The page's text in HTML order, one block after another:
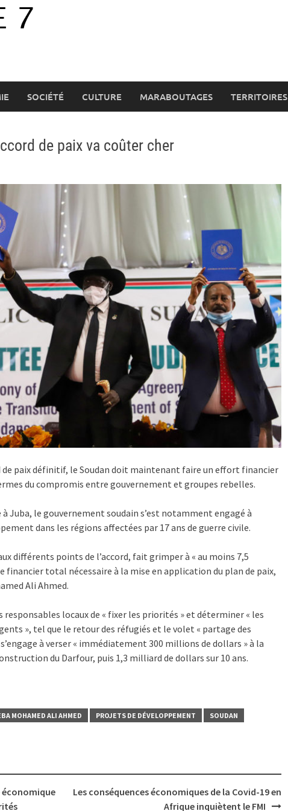
SOCIÉTÉ CULTURE MARABOUTAGES TERRITOIRES
de paix va coûter cher
paix définitif, le Soudan doit maintenant faire un effort financier
du compromis entre gouvernement et groupes rebelles.
Juba, le gouvernement soudain s’est notamment engagé à
dans les régions affectées par 17 ans de guerre civile.
différents points de l’accord, fait grimper à « au moins 7,5
financier total nécessaire à la mise en application du plan de paix,
Ali Ahmed.
locaux de « fixer les priorités » et déterminer « les
», tel que le retour des réfugiés et le volet « partage des
à verser « immédiatement 300 millions de dollars » à la
du Darfour, puis 1,3 milliard de dollars sur 10 ans.
MOHAMED ALI AHMED PROJETS DE DÉVELOPPEMENT SOUDAN
économique
Les conséquences économiques de la Covid-19 en
Afrique inquiètent le FMI